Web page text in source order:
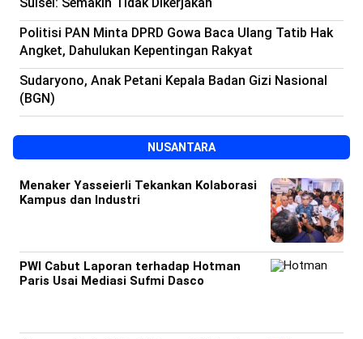
Politisi PAN Minta DPRD Gowa Baca Ulang Tatib Hak
Angket, Dahulukan Kepentingan Rakyat
Sudaryono, Anak Petani Kepala Badan Gizi Nasional
(BGN)
NUSANTARA
Menaker Yasseierli Tekankan Kolaborasi
Kampus dan Industri
PWI Cabut Laporan terhadap Hotman
Paris Usai Mediasi Sufmi Dasco